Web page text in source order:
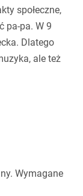
społeczne,
pa-pa. W 9
Dlatego
ale też
Wymagane